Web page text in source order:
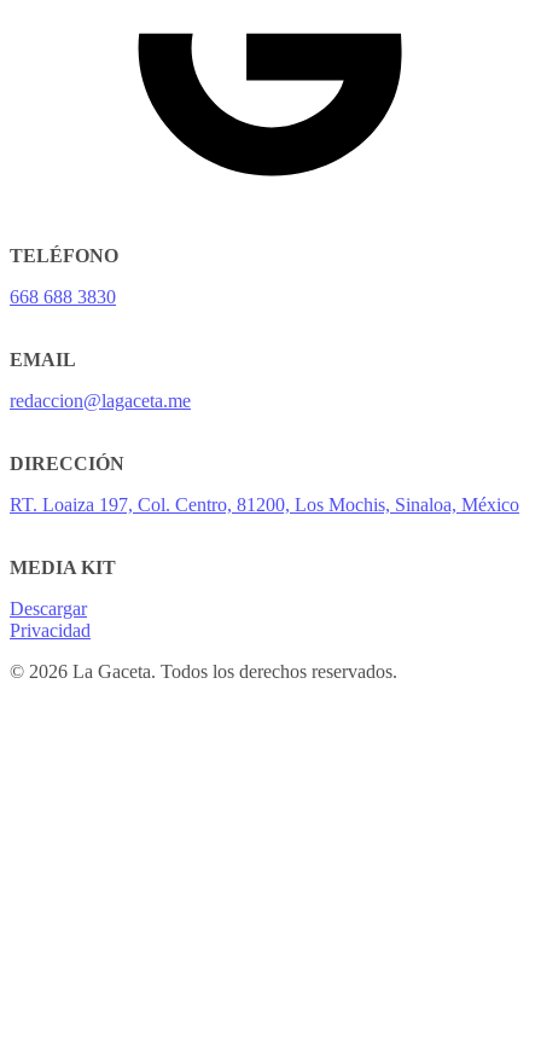
TELÉFONO
668 688 3830
EMAIL
redaccion@lagaceta.me
DIRECCIÓN
RT. Loaiza 197, Col. Centro, 81200, Los Mochis, Sinaloa, México
MEDIA KIT
Descargar
Privacidad
© 2026 La Gaceta. Todos los derechos reservados.